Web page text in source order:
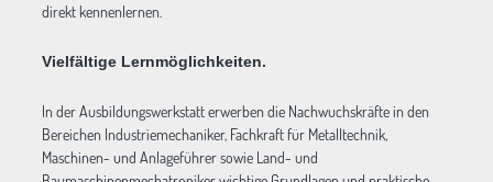
direkt kennenlernen.
Vielfältige Lernmöglichkeiten.
In der Ausbildungswerkstatt erwerben die Nachwuchskräfte in den
Bereichen Industriemechaniker, Fachkraft für Metalltechnik,
Maschinen- und Anlageführer sowie Land- und